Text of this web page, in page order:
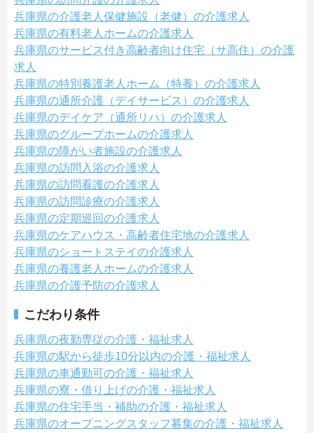
兵庫県の介護老人保健施設（老健）の介護求人
兵庫県の有料老人ホームの介護求人
兵庫県のサービス付き高齢者向け住宅（サ高住）の介護
求人
兵庫県の特別養護老人ホーム（特養）の介護求人
兵庫県の通所介護（デイサービス）の介護求人
兵庫県のデイケア（通所リハ）の介護求人
兵庫県のグループホームの介護求人
兵庫県の障がい者施設の介護求人
兵庫県の訪問入浴の介護求人
兵庫県の訪問看護の介護求人
兵庫県の訪問診療の介護求人
兵庫県の定期巡回の介護求人
兵庫県のケアハウス・高齢者住宅地の介護求人
兵庫県のショートステイの介護求人
兵庫県の養護老人ホームの介護求人
兵庫県の介護予防の介護求人
こだわり条件
兵庫県の夜勤専従の介護・福祉求人
兵庫県の駅から徒歩10分以内の介護・福祉求人
兵庫県の車通勤可の介護・福祉求人
兵庫県の寮・借り上げの介護・福祉求人
兵庫県の住宅手当・補助の介護・福祉求人
兵庫県のオープニングスタッフ募集の介護・福祉求人